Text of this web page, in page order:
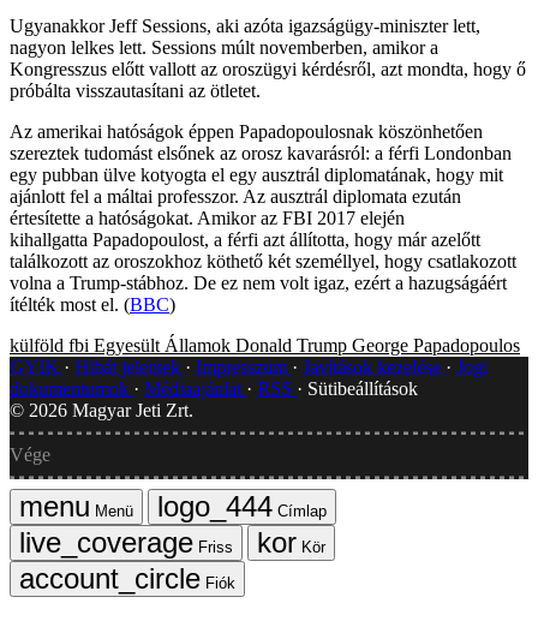
Ugyanakkor Jeff Sessions, aki azóta igazságügy-miniszter lett,
nagyon lelkes lett. Sessions múlt novemberben, amikor a
Kongresszus előtt vallott az oroszügyi kérdésről, azt mondta, hogy ő
próbálta visszautasítani az ötletet.
Az amerikai hatóságok éppen Papadopoulosnak köszönhetően
szereztek tudomást elsőnek az orosz kavarásról: a férfi Londonban
egy pubban ülve kotyogta el egy ausztrál diplomatának, hogy mit
ajánlott fel a máltai professzor. Az ausztrál diplomata ezután
értesítette a hatóságokat. Amikor az FBI 2017 elején
kihallgatta Papadopoulost, a férfi azt állította, hogy már azelőtt
találkozott az oroszokhoz köthető két személlyel, hogy csatlakozott
volna a Trump-stábhoz. De ez nem volt igaz, ezért a hazugságáért
ítélték most el. (BBC)
külföld fbi Egyesült Államok Donald Trump George Papadopoulos
GYIK
Hibát jelentek Impresszum Javítások kezelése
Jogi
dokumentumok
Médiaajánlat RSS
Sütibeállítások
© 2026 Magyar Jeti Zrt.
Vége
Menü
Címlap
Friss
Kör
Fiók